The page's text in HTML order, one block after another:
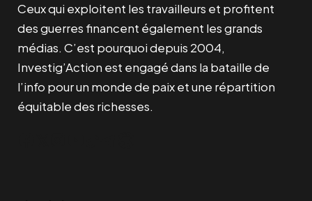
Ceux qui exploitent les travailleurs et profitent
des guerres financent également les grands
médias. C’est pourquoi depuis 2004,
Investig’Action est engagé dans la bataille de
l’info pour un monde de paix et une répartition
équitable des richesses.